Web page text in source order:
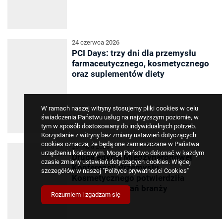
W ramach naszej witryny stosujemy pliki cookies w celu
świadczenia Państwu usług na najwyższym poziomie, w
tym w sposób dostosowany do indywidualnych potrzeb.
Korzystanie z witryny bez zmiany ustawień dotyczących
cookies oznacza, że będą one zamieszczane w Państwa
urządzeniu końcowym. Mogą Państwo dokonać w każdym
czasie zmiany ustawień dotyczących cookies. Więcej
szczegółów w naszej"Polityce prywatności Cookies"
Rozumiem i zgadzam się
24 czerwca 2026
PCI Days: trzy dni dla przemysłu
farmaceutycznego, kosmetycznego
oraz suplementów diety
26 maja 2026
Druga edycja Międzynarodowej
Konferencji Przemysłu
Kosmetycznego potwierdziła
potrzebę spotkań branży
kosmetycznej